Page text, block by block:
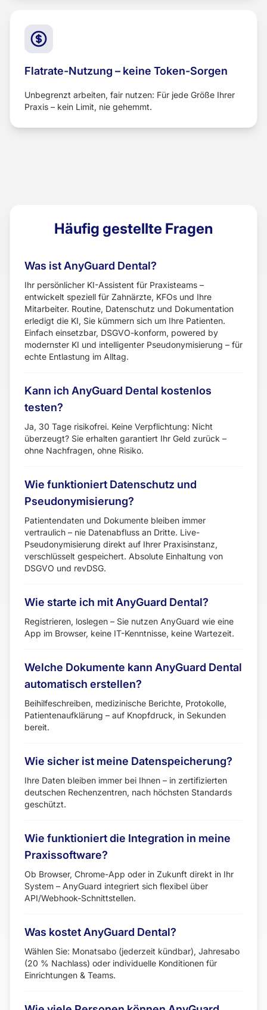
Flatrate-Nutzung – keine Token-Sorgen
Unbegrenzt arbeiten, fair nutzen: Für jede Größe Ihrer
Praxis – kein Limit, nie gehemmt.
Häufig gestellte Fragen
Was ist AnyGuard Dental?
Ihr persönlicher KI-Assistent für Praxisteams –
entwickelt speziell für Zahnärzte, KFOs und Ihre
Mitarbeiter. Routine, Datenschutz und Dokumentation
erledigt die KI, Sie kümmern sich um Ihre Patienten.
Einfach einsetzbar, DSGVO-konform, powered by
modernster KI und intelligenter Pseudonymisierung – für
echte Entlastung im Alltag.
Kann ich AnyGuard Dental kostenlos
testen?
Ja, 30 Tage risikofrei. Keine Verpflichtung: Nicht
überzeugt? Sie erhalten garantiert Ihr Geld zurück –
ohne Nachfragen, ohne Risiko.
Wie funktioniert Datenschutz und
Pseudonymisierung?
Patientendaten und Dokumente bleiben immer
vertraulich – nie Datenabfluss an Dritte. Live-
Pseudonymisierung direkt auf Ihrer Praxisinstanz,
verschlüsselt gespeichert. Absolute Einhaltung von
DSGVO und revDSG.
Wie starte ich mit AnyGuard Dental?
Registrieren, loslegen – Sie nutzen AnyGuard wie eine
App im Browser, keine IT-Kenntnisse, keine Wartezeit.
Welche Dokumente kann AnyGuard Dental
automatisch erstellen?
Beihilfeschreiben, medizinische Berichte, Protokolle,
Patientenaufklärung – auf Knopfdruck, in Sekunden
bereit.
Wie sicher ist meine Datenspeicherung?
Ihre Daten bleiben immer bei Ihnen – in zertifizierten
deutschen Rechenzentren, nach höchsten Standards
geschützt.
Wie funktioniert die Integration in meine
Praxissoftware?
Ob Browser, Chrome-App oder in Zukunft direkt in Ihr
System – AnyGuard integriert sich flexibel über
API/Webhook-Schnittstellen.
Was kostet AnyGuard Dental?
Wählen Sie: Monatsabo (jederzeit kündbar), Jahresabo
(20 % Nachlass) oder individuelle Konditionen für
Einrichtungen & Teams.